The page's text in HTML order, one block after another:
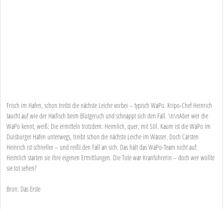
Frisch im Hafen, schon treibt die nächste Leiche vorbei – typisch WaPo. Kripo-Chef Heinrich
taucht auf wie der Haifisch beim Blutgeruch und schnappt sich den Fall. \n\nAber wer die
WaPo kennt, weiß: Die ermitteln trotzdem. Heimlich, quer, mit Stil. Kaum ist die WaPo im
Duisburger Hafen unterwegs, treibt schon die nächste Leiche im Wasser. Doch Carsten
Heinrich ist schneller – und reißt den Fall an sich. Das hält das WaPo-Team nicht auf:
Heimlich starten sie ihre eigenen Ermittlungen. Die Tote war Kranführerin – doch wer wollte
sie tot sehen?
Bron: Das Erste